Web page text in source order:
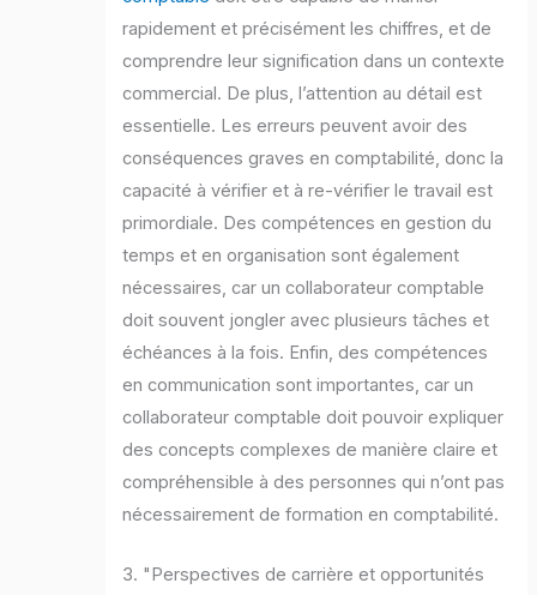
rapidement et précisément les chiffres, et de
comprendre leur signification dans un contexte
commercial. De plus, l’attention au détail est
essentielle. Les erreurs peuvent avoir des
conséquences graves en comptabilité, donc la
capacité à vérifier et à re-vérifier le travail est
primordiale. Des compétences en gestion du
temps et en organisation sont également
nécessaires, car un collaborateur comptable
doit souvent jongler avec plusieurs tâches et
échéances à la fois. Enfin, des compétences
en communication sont importantes, car un
collaborateur comptable doit pouvoir expliquer
des concepts complexes de manière claire et
compréhensible à des personnes qui n’ont pas
nécessairement de formation en comptabilité.
3. "Perspectives de carrière et opportunités